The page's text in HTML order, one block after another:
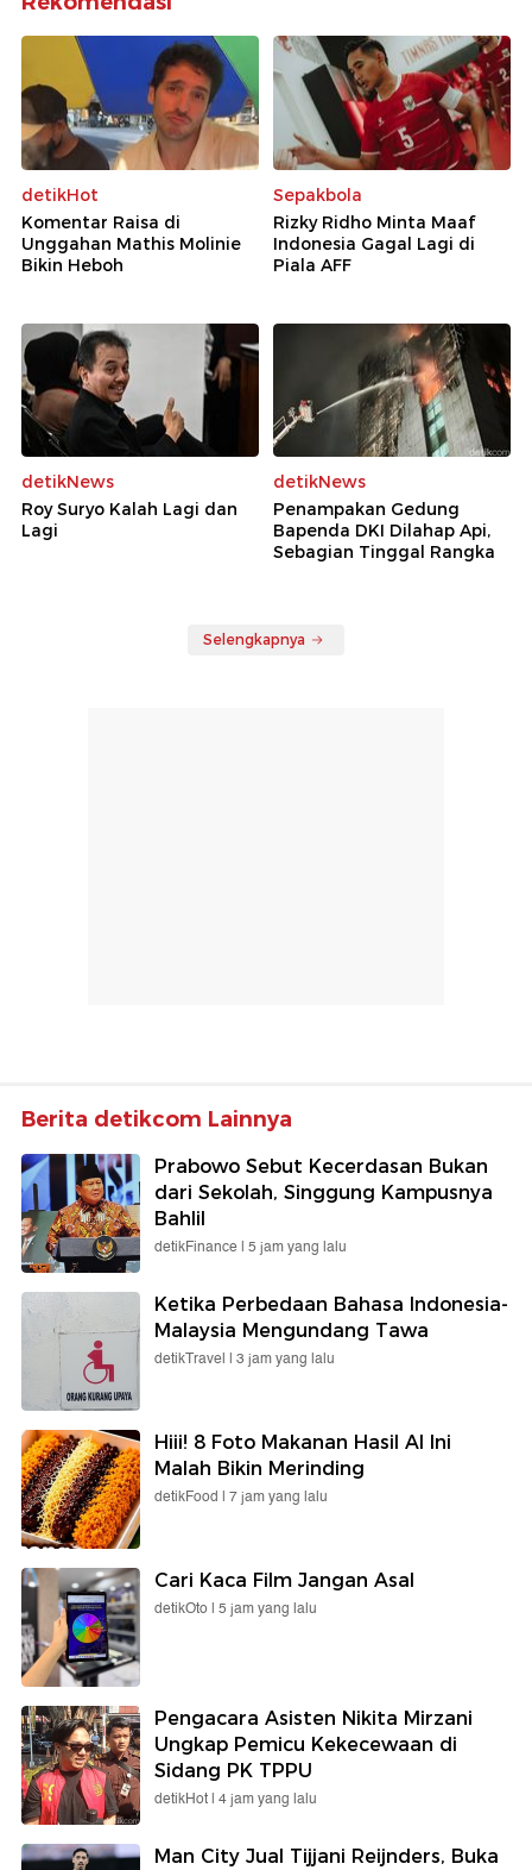
detikHot
Komentar Raisa di
Unggahan Mathis Molinie
Bikin Heboh
Sepakbola
Rizky Ridho Minta Maaf
Indonesia Gagal Lagi di
Piala AFF
detikNews
Roy Suryo Kalah Lagi dan
Lagi
detikNews
Penampakan Gedung
Bapenda DKI Dilahap Api,
Sebagian Tinggal Rangka
Selengkapnya
Berita detikcom Lainnya
Prabowo Sebut Kecerdasan Bukan
dari Sekolah, Singgung Kampusnya
Bahlil
detikFinance | 5 jam yang lalu
Ketika Perbedaan Bahasa Indonesia-
Malaysia Mengundang Tawa
detikTravel | 3 jam yang lalu
Hiii! 8 Foto Makanan Hasil AI Ini
Malah Bikin Merinding
detikFood | 7 jam yang lalu
Cari Kaca Film Jangan Asal
detikOto | 5 jam yang lalu
Pengacara Asisten Nikita Mirzani
Ungkap Pemicu Kekecewaan di
Sidang PK TPPU
detikHot | 4 jam yang lalu
Man City Jual Tijjani Reijnders, Buka